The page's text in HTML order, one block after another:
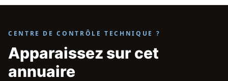
CENTRE DE CONTRÔLE TECHNIQUE ?
Apparaissez sur cet
annuaire